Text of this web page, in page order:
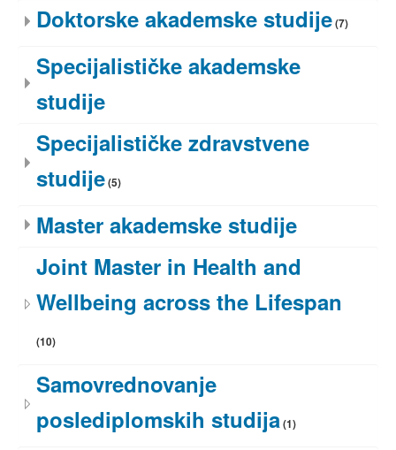
Doktorske akademske studije(7)
Specijalističke akademske
studije
Specijalističke zdravstvene
studije(5)
Master akademske studije
Joint Master in Health and
Wellbeing across the Lifespan
(10)
Samovrednovanje
poslediplomskih studija(1)